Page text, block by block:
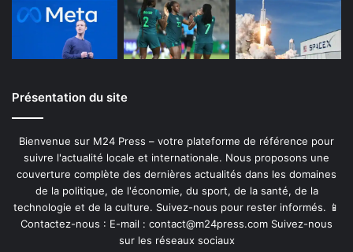
Présentation du site
Bienvenue sur M24 Press – votre plateforme de référence pour
suivre l'actualité locale et internationale. Nous proposons une
couverture complète des dernières actualités dans les domaines
de la politique, de l'économie, du sport, de la santé, de la
technologie et de la culture. Suivez-nous pour rester informés. 📱
Contactez-nous : E-mail : contact@m24press.com Suivez-nous
sur les réseaux sociaux